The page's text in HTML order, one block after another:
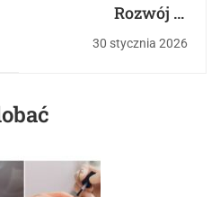
Rozwój w
domowym biurze –
jak mądrze uczyć
30 stycznia 2026